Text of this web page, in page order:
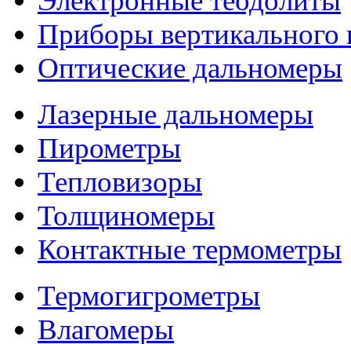
Приборы вертикального
Оптические дальномеры
Лазерные дальномеры
Пирометры
Тепловизоры
Толщиномеры
Контактные термометры
Термогигрометры
Влагомеры